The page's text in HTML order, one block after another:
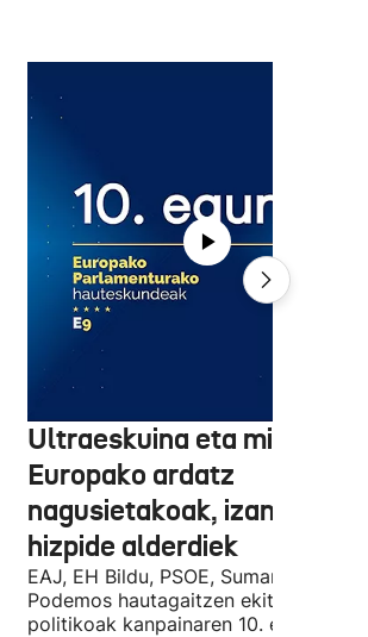
Ultraeskuina eta
Europako ardatz
nagusietakoak, izan dituzte
hizpide alderdiek
EAJ, EH Bildu, PSOE, Sumar, PP eta
Podemos hautagaitzen ekitaldi
politikoak kanpainaren 10. egunean.